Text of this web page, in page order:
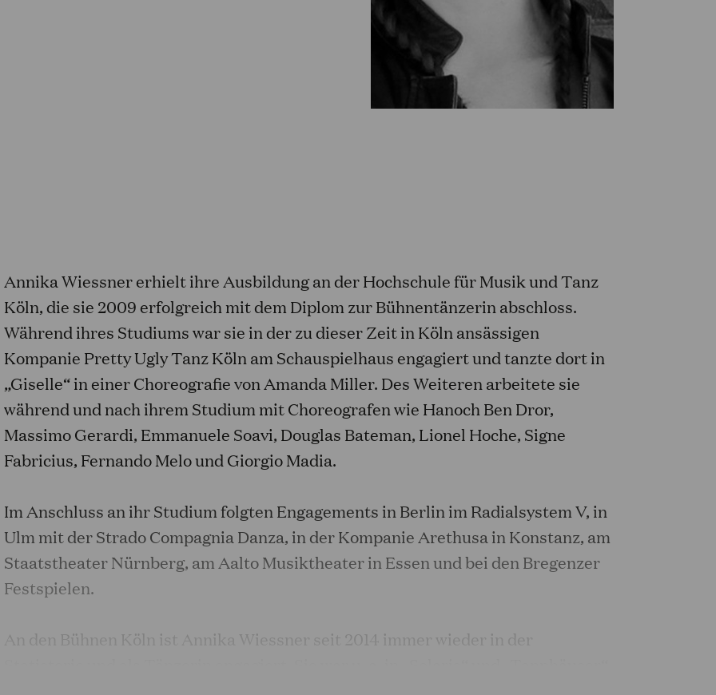
Annika Wiessner erhielt ihre Ausbildung an der Hochschule für Musik und Tanz
Köln, die sie 2009 erfolgreich mit dem Diplom zur Bühnentänzerin abschloss.
Während ihres Studiums war sie in der zu dieser Zeit in Köln ansässigen
Kompanie Pretty Ugly Tanz Köln am Schauspielhaus engagiert und tanzte dort in
„Giselle“ in einer Choreografie von Amanda Miller. Des Weiteren arbeitete sie
während und nach ihrem Studium mit Choreografen wie Hanoch Ben Dror,
Massimo Gerardi, Emmanuele Soavi, Douglas Bateman, Lionel Hoche, Signe
Fabricius, Fernando Melo und Giorgio Madia.
Im Anschluss an ihr Studium folgten Engagements in Berlin im Radialsystem V, in
Ulm mit der Strado Compagnia Danza, in der Kompanie Arethusa in Konstanz, am
Staatstheater Nürnberg, am Aalto Musiktheater in Essen und bei den Bregenzer
Festspielen.
An den Bühnen Köln ist Annika Wiessner seit 2014 immer wieder in der